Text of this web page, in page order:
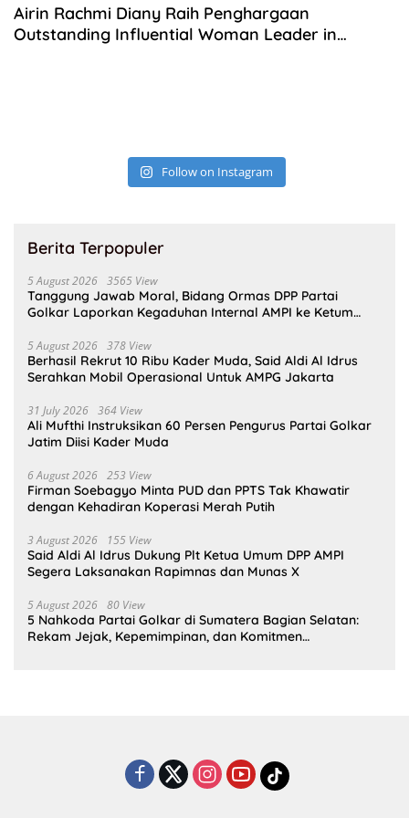
Airin Rachmi Diany Raih Penghargaan
Outstanding Influential Woman Leader in
Follow on Instagram
Berita Terpopuler
5 August 2026 3565 View
Tanggung Jawab Moral, Bidang Ormas DPP Partai
Golkar Laporkan Kegaduhan Internal AMPI ke Ketum
5 August 2026 378 View
Berhasil Rekrut 10 Ribu Kader Muda, Said Aldi Al Idrus
Serahkan Mobil Operasional Untuk AMPG Jakarta
31 July 2026 364 View
Ali Mufthi Instruksikan 60 Persen Pengurus Partai Golkar
Jatim Diisi Kader Muda
6 August 2026 253 View
Firman Soebagyo Minta PUD dan PPTS Tak Khawatir
dengan Kehadiran Koperasi Merah Putih
3 August 2026 155 View
Said Aldi Al Idrus Dukung Plt Ketua Umum DPP AMPI
Segera Laksanakan Rapimnas dan Munas X
5 August 2026 80 View
5 Nahkoda Partai Golkar di Sumatera Bagian Selatan:
Rekam Jejak, Kepemimpinan, dan Komitmen